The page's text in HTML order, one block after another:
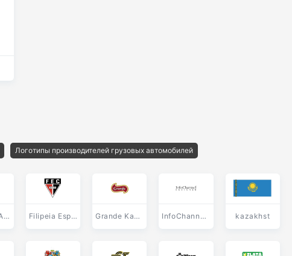
Логотипы производителей грузовых автомобилей
Empower America Filipeia Esporte Clube de Joao Pessoa PB Grande Kaufland InfoChannel Designer kazakhst